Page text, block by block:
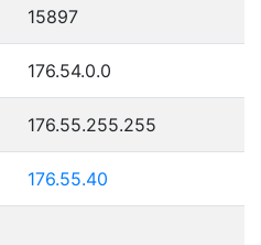
15897
176.54.0.0
176.55.255.255
176.55.40